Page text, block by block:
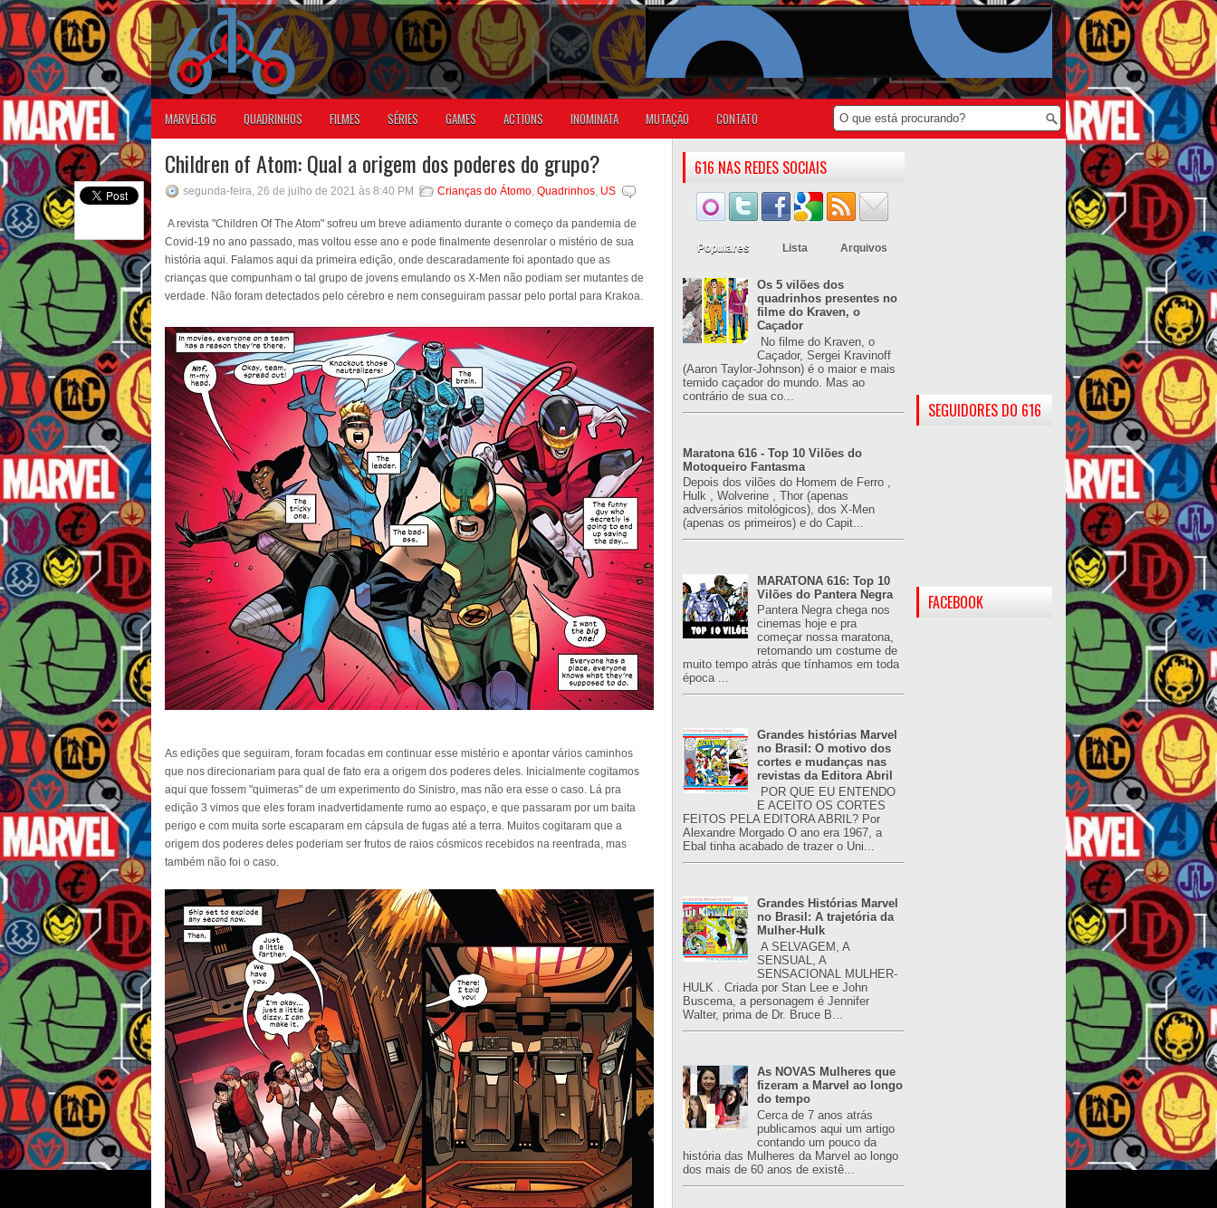
MARVEL616 QUADRINHOS FILMES SÉRIES GAMES ACTIONS INOMINATA MUTAÇÃO CONTATO
Children of Atom: Qual a origem dos poderes do grupo?
segunda-feira, 26 de julho de 2021 às 8:40 PM Crianças do Átomo, Quadrinhos, US
A revista "Children Of The Atom" sofreu um breve adiamento durante o começo da pandemia de
Covid-19 no ano passado, mas voltou esse ano e pode finalmente desenrolar o mistério de sua
história aqui. Falamos aqui da primeira edição, onde descaradamente foi apontado que as
crianças que compunham o tal grupo de jovens emulando os X-Men não podiam ser mutantes de
verdade. Não foram detectados pelo cérebro e nem conseguiram passar pelo portal para Krakoa.
As edições que seguiram, foram focadas em continuar esse mistério e apontar vários caminhos
que nos direcionariam para qual de fato era a origem dos poderes deles. Inicialmente cogitamos
aqui que fossem "quimeras" de um experimento do Sinistro, mas não era esse o caso. Lá pra
edição 3 vimos que eles foram inadvertidamente rumo ao espaço, e que passaram por um baita
perigo e com muita sorte escaparam em cápsula de fugas até a terra. Muitos cogitaram que a
origem dos poderes deles poderiam ser frutos de raios cósmicos recebidos na reentrada, mas
também não foi o caso.
616 NAS REDES SOCIAIS
Populares Lista Arquivos
Os 5 vilões dos
quadrinhos presentes no
filme do Kraven, o
Caçador
No filme do Kraven, o
Caçador, Sergei Kravinoff
(Aaron Taylor-Johnson) é o maior e mais
temido caçador do mundo. Mas ao
contrário de sua co...
Maratona 616 - Top 10 Vilões do
Motoqueiro Fantasma
Depois dos vilões do Homem de Ferro ,
Hulk , Wolverine , Thor (apenas
adversários mitológicos), dos X-Men
(apenas os primeiros) e do Capit...
MARATONA 616: Top 10
Vilões do Pantera Negra
Pantera Negra chega nos
cinemas hoje e pra
começar nossa maratona,
retomando um costume de
muito tempo atrás que tínhamos em toda
época ...
Grandes histórias Marvel
no Brasil: O motivo dos
cortes e mudanças nas
revistas da Editora Abril
POR QUE EU ENTENDO
E ACEITO OS CORTES
FEITOS PELA EDITORA ABRIL? Por
Alexandre Morgado O ano era 1967, a
Ebal tinha acabado de trazer o Uni...
Grandes Histórias Marvel
no Brasil: A trajetória da
Mulher-Hulk
A SELVAGEM, A
SENSUAL, A
SENSACIONAL MULHER-
HULK . Criada por Stan Lee e John
Buscema, a personagem é Jennifer
Walter, prima de Dr. Bruce B...
As NOVAS Mulheres que
fizeram a Marvel ao longo
do tempo
Cerca de 7 anos atrás
publicamos aqui um artigo
contando um pouco da
história das Mulheres da Marvel ao longo
dos mais de 60 anos de existê...
SEGUIDORES DO 616
FACEBOOK